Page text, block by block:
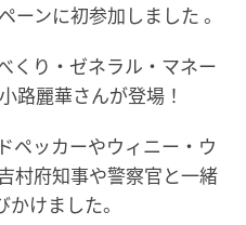
ーンに初参加しました 。
くり・ゼネラル・マネー
路麗華さんが登場！
ペッカーやウィニー・ウ
村府知事や警察官と一緒
けました。